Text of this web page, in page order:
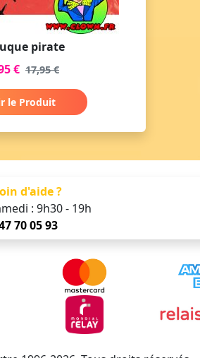
pirate
€ 17,95 €
le Produit
d'aide ?
: 9h30 - 19h
70 05 93